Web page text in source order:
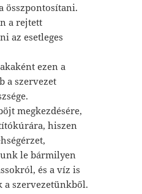
összpontosítani.
a rejtett
az esetleges
ezen a
a szervezet
megkezdésére,
hiszen
le bármilyen
és a víz is
a szervezetünkből.